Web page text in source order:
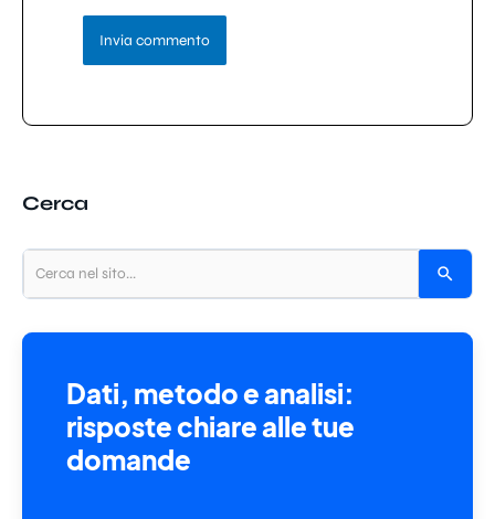
Cerca
Dati, metodo e analisi:
risposte chiare alle tue
domande